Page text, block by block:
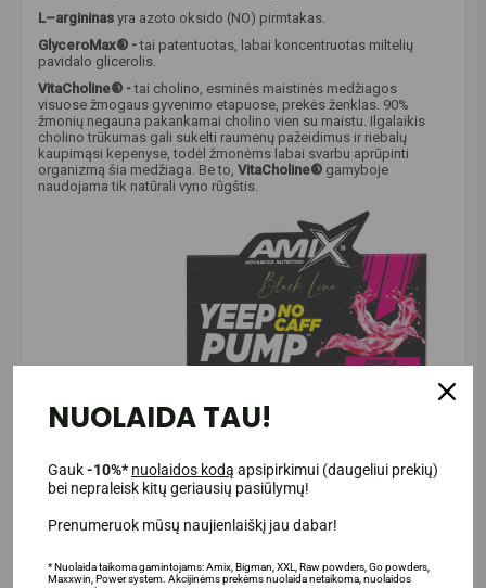
L–argininas yra azoto oksido (NO) pirmtakas.
GlyceroMax® -tai patentuotas, labai koncentruotas miltelių
pavidalo glicerolis.
VitaCholine® -tai cholino, esminės maistinės medžiagos
visuose žmogaus gyvenimo etapuose, prekės ženklas. 90%
žmonių negauna pakankamai cholino vien su maistu. Ilgalaikis
cholino trūkumas gali sukelti raumenų pažeidimus ir riebalų
kaupimąsi kepenyse, todėl žmonėms labai svarbu aprūpinti
organizmą šia medžiaga. Be to, VitaCholine® gamyboje
naudojama tik natūrali vyno rūgštis.
NUOLAIDA TAU!
Gauk-10%* nuolaidos kodą apsipirkimui (daugeliui prekių)
bei nepraleisk kitų geriausių pasiūlymų!
Prenumeruok mūsų naujienlaiškį jau dabar!
* Nuolaida taikoma gamintojams: Amix, Bigman, XXL, Raw powders, Go powders,
Maxxwin, Power system. Akcijinėms prekėms nuolaida netaikoma, nuolaidos